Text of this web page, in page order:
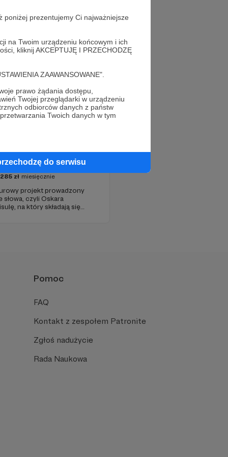
poniżej prezentujemy Ci najważniejsze
na Twoim urządzeniu końcowym i ich
kliknij AKCEPTUJĘ I PRZECHODZĘ
ZAAWANSOWANE".
prawo żądania dostępu,
Twojej przeglądarki w urządzeniu
odbiorców danych z państw
Twoich danych w tym
do serwisu
zł miesięcznie
projekt prowadzony
czyli Oskara
na który składają się
Pomoc
FAQ
Kontakt z zespołem Patronite
Zgłoś nadużycie
Rada Naukowa